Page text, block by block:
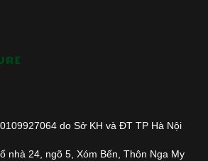
do Sở KH và ĐT TP Hà Nội
nhà 24, ngõ 5, Xóm Bến, Thôn Nga My